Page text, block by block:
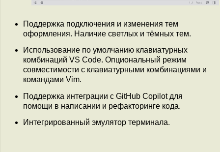
Поддержка подключения и изменения тем
оформления. Наличие светлых и тёмных тем.
Использование по умолчанию клавиатурных
комбинаций VS Code. Опциональный режим
совместимости с клавиатурными комбинациями и
командами Vim.
Поддержка интеграции с GitHub Copilot для
помощи в написании и рефакторинге кода.
Интегрированный эмулятор терминала.